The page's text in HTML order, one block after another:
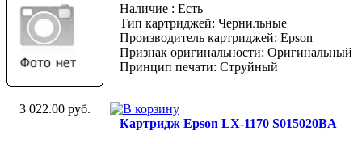
Наличие : Есть
Тип картриджей: Чернильные
Производитель картриджей: Epson
Признак оригинальности: Оригинальный
Принцип печати: Струйный
3 022.00 руб.
Картридж Epson LX-1170 S015020BA